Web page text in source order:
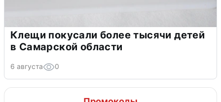
Клещи покусали более тысячи детей
в Самарской области
6 августа 0